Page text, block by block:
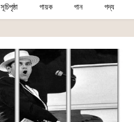
সূচিপৃষ্ঠা গায়ক গান গদ্য